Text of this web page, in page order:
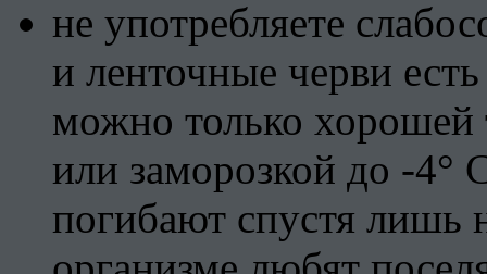
не употребляете
и ленточные черви
можно только хорошей
или заморозкой до -4°
погибают спустя лишь